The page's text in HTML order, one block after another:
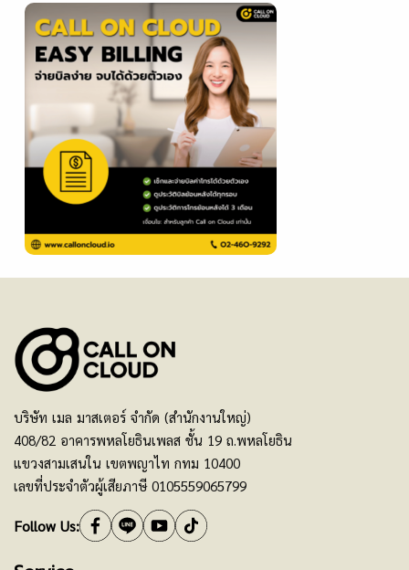
บริษัท เมล มาสเตอร์ จำกัด (สำนักงานใหญ่)
408/82 อาคารพหลโยธินเพลส ชั้น 19 ถ.พหลโยธิน
แขวงสามเสนใน เขตพญาไท กทม 10400
เลขที่ประจำตัวผู้เสียภาษี 0105559065799
Follow Us: